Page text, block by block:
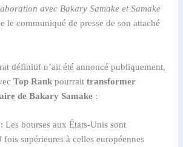
avec Bakary Samake et Samake
le communiqué de presse de son attaché
définitif n’ait été annoncé publiquement,
Top Rank pourraittransformer
de Bakary Samake :
: Les bourses aux États-Unis sont
fois supérieures à celles européennes